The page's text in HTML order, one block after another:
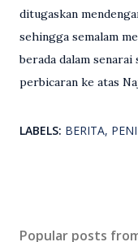
ditugaskan
sehingga semalam
berada dalam senarai
perbicaran ke atas
LABELS: BERITA
Popular posts